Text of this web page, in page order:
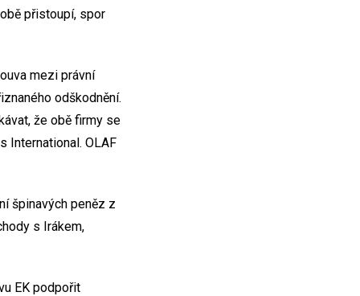
přistoupí, spor
mezi právní
odškodnění.
že obě firmy se
International. OLAF
špinavých peněz z
s Irákem,
EK podpořit